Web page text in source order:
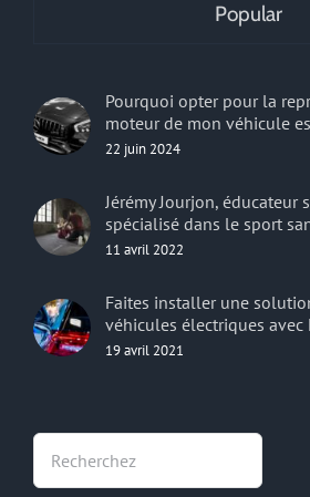
Popular
Pourquoi opter pour la
moteur de mon véhicule
22 juin 2024
Jérémy Jourjon, éducateur
spécialisé dans le sport
11 avril 2022
Faites installer une
véhicules électriques avec
19 avril 2021